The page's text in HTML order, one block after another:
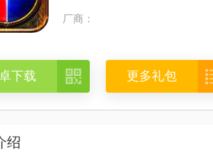
厂商：
下载  更多礼包
绍